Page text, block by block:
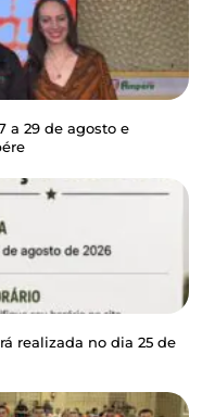
a 29 de agosto e
realizada no dia 25 de